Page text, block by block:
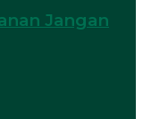
Jangan